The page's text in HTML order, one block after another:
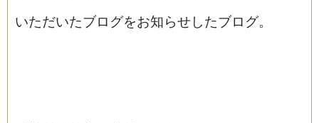
いただいたブログをお知らせしたブログ。